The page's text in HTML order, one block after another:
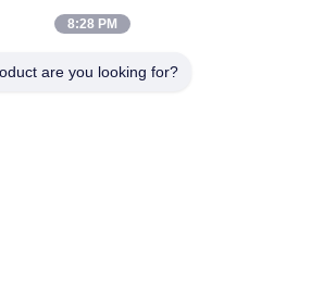
Grain Dryer With Intelligent
8:28 PM
are you looking for?